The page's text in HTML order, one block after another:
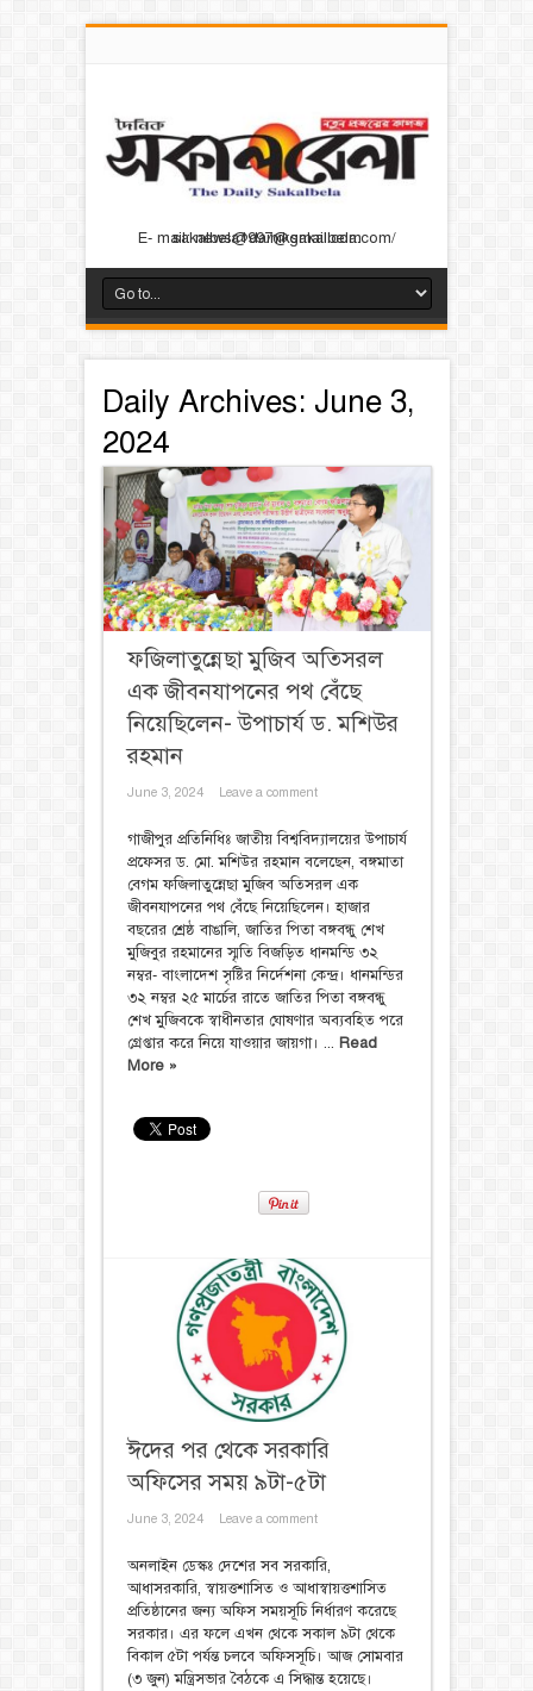
E- mail: news@dainiksakalbela.com/ sakalbela1997@gmail.com
Daily Archives: June 3,
2024
ফজিলাতুন্নেছা মুজিব অতিসরল
এক জীবনযাপনের পথ বেঁছে
নিয়েছিলেন- উপাচার্য ড. মশিউর
রহমান
June 3, 2024 Leave a comment
গাজীপুর প্রতিনিধিঃ জাতীয় বিশ্ববিদ্যালয়ের উপাচার্য
প্রফেসর ড. মো. মশিউর রহমান বলেছেন, বঙ্গমাতা
বেগম ফজিলাতুন্নেছা মুজিব অতিসরল এক
জীবনযাপনের পথ বেঁছে নিয়েছিলেন। হাজার
বছরের শ্রেষ্ঠ বাঙালি, জাতির পিতা বঙ্গবন্ধু শেখ
মুজিবুর রহমানের স্মৃতি বিজড়িত ধানমন্ডি ৩২
নম্বর- বাংলাদেশ সৃষ্টির নির্দেশনা কেন্দ্র। ধানমন্ডির
৩২ নম্বর ২৫ মার্চের রাতে জাতির পিতা বঙ্গবন্ধু
শেখ মুজিবকে স্বাধীনতার ঘোষণার অব্যবহিত পরে
গ্রেপ্তার করে নিয়ে যাওয়ার জায়গা। ... Read
More »
ঈদের পর থেকে সরকারি
অফিসের সময় ৯টা-৫টা
June 3, 2024 Leave a comment
অনলাইন ডেস্কঃ দেশের সব সরকারি,
আধাসরকারি, স্বায়ত্তশাসিত ও আধাস্বায়ত্তশাসিত
প্রতিষ্ঠানের জন্য অফিস সময়সূচি নির্ধারণ করেছে
সরকার। এর ফলে এখন থেকে সকাল ৯টা থেকে
বিকাল ৫টা পর্যন্ত চলবে অফিসসূচি। আজ সোমবার
(৩ জুন) মন্ত্রিসভার বৈঠকে এ সিদ্ধান্ত হয়েছে।